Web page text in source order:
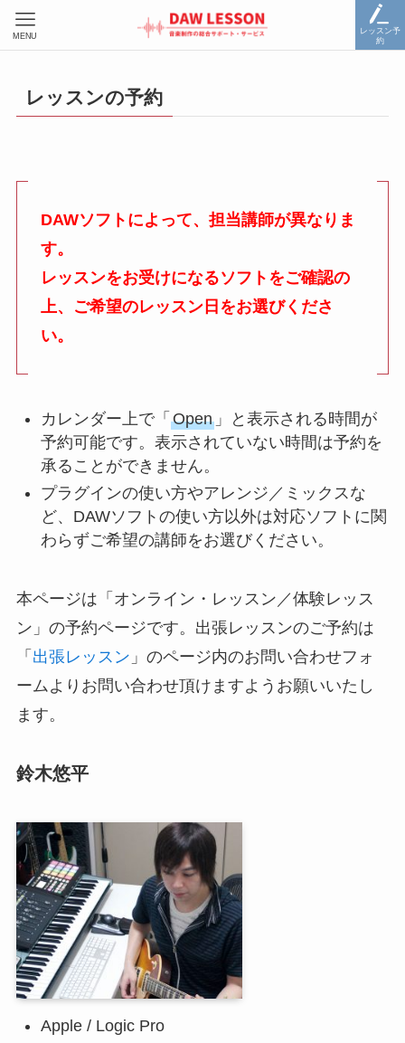
レッスン予
約
MENU
レッスンの予約
DAWソフトによって、担当講師が異なりま
す。
レッスンをお受けになるソフトをご確認の
上、ご希望のレッスン日をお選びくださ
い。
カレンダー上で「 Open」と表示される時間が
予約可能です。表示されていない時間は予約を
承ることができません。
プラグインの使い方やアレンジ／ミックスな
ど、DAWソフトの使い方以外は対応ソフトに関
わらずご希望の講師をお選びください。
本ページは「オンライン・レッスン／体験レッス
ン」の予約ページです。出張レッスンのご予約は
「 出張レッスン 」のページ内のお問い合わせフォ
ームよりお問い合わせ頂けますようお願いいたし
ます。
鈴木悠平
Apple / Logic Pro